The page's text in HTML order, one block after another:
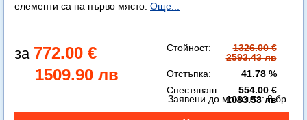
елементи са на първо място. Още...
772.00 €
1509.90 лв
Стойност:
1326.00 €
2593.43 лв
Отстъпка:
41.78 %
Спестяваш:
554.00 €
1083.53 лв
Заявени до момента:8 бр.